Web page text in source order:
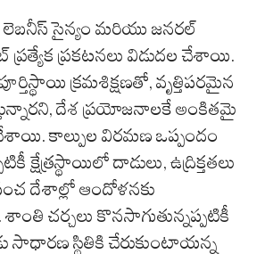
సైన్యం మరియు జనరల్
ప్రత్యేక ప్రకటనలు విడుదల చేశాయి.
క్రమశిక్షణతో, వృత్తిపరమైన
దేశ ప్రయోజనాలకే అంకితమై
చేశాయి. కాల్పుల విరమణ ఒప్పందం
క్షేత్రస్థాయిలో దాడులు, ఉద్రిక్తతలు
దేశాల్లో ఆందోళనకు
చర్చలు కొనసాగుతున్నప్పటికీ
సాధారణ స్థితికి చేరుకుంటాయన్న